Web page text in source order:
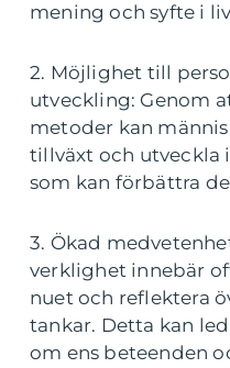
mening och syfte i
2. Möjlighet till
utveckling: Genom
metoder kan
tillväxt och utveckla
som kan förbättra
3. Ökad
verklighet innebär
nuet och reflektera
tankar. Detta kan
om ens beteenden